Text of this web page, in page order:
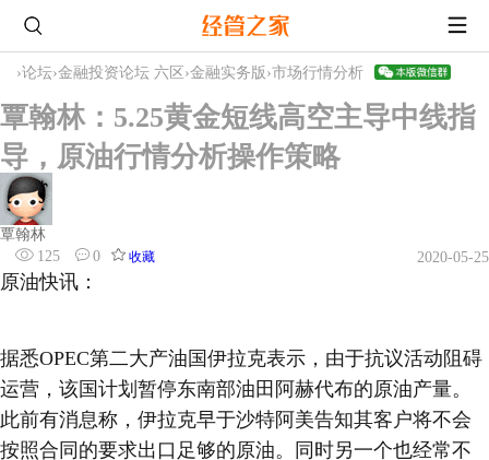
›论坛›金融投资论坛 六区 ›金融实务版 ›市场行情分析
覃翰林：5.25黄金短线高空主导中线指
导，原油行情分析操作策略
覃翰林
125
0 收藏 2020-05-25
原油快讯：
据悉OPEC第二大产油国伊拉克表示，由于抗议活动阻碍
运营，该国计划暂停东南部油田阿赫代布的原油产量。
此前有消息称，伊拉克早于沙特阿美告知其客户将不会
按照合同的要求出口足够的原油。同时另一个也经常不